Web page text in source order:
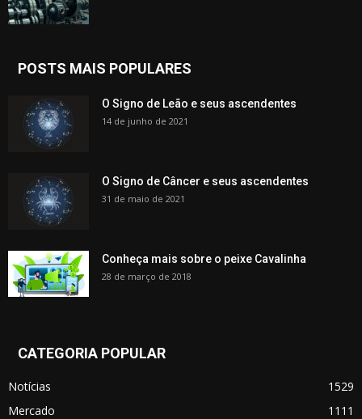
POSTS MAIS POPULARES
O Signo de Leão e seus ascendentes
14 de junho de 2021
O Signo de Câncer e seus ascendentes
31 de maio de 2021
Conheça mais sobre o peixe Cavalinha
28 de março de 2018
CATEGORIA POPULAR
Notícias
1529
Mercado
1111